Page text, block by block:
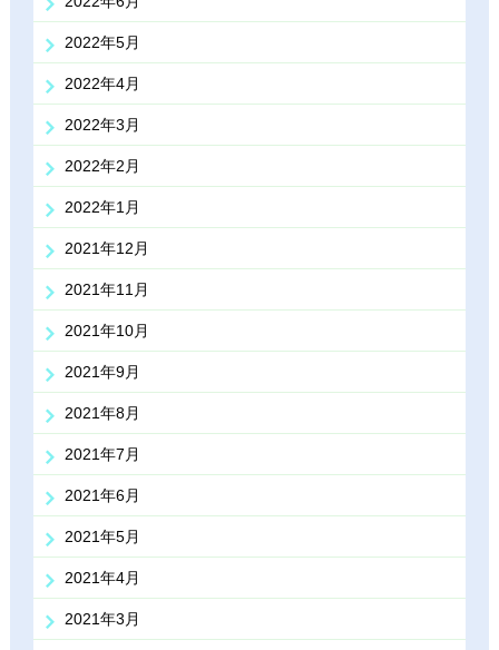
2022年5月
2022年4月
2022年3月
2022年2月
2022年1月
2021年12月
2021年11月
2021年10月
2021年9月
2021年8月
2021年7月
2021年6月
2021年5月
2021年4月
2021年3月